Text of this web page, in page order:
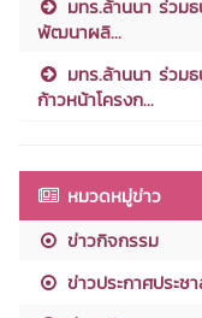
มทร.ล้านนา ร่วม
พัฒนาผลิ...
มทร.ล้านนา ร่วม
ก้าวหน้าโครงก...
หมวดหมู่ข่าว
ข่าวกิจกรรม
ข่าวประกาศประช